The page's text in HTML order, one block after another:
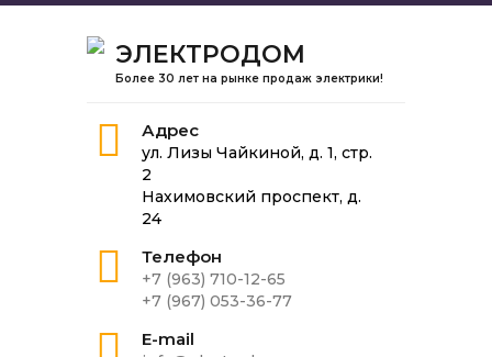
ЭЛЕКТРОДОМ
Более 30 лет на рынке продаж электрики!
Адрес
ул. Лизы Чайкиной, д. 1, стр.
2
Нахимовский проспект, д.
24
Телефон
+7 (963) 710-12-65
+7 (967) 053-36-77
E-mail